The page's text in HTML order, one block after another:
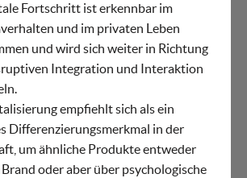
Fortschritt ist erkennbar im
und im privaten Leben
und wird sich weiter in Richtung
Integration und Interaktion
empfiehlt sich als ein
Differenzierungsmerkmal in der
um ähnliche Produkte entweder
oder aber über psychologische